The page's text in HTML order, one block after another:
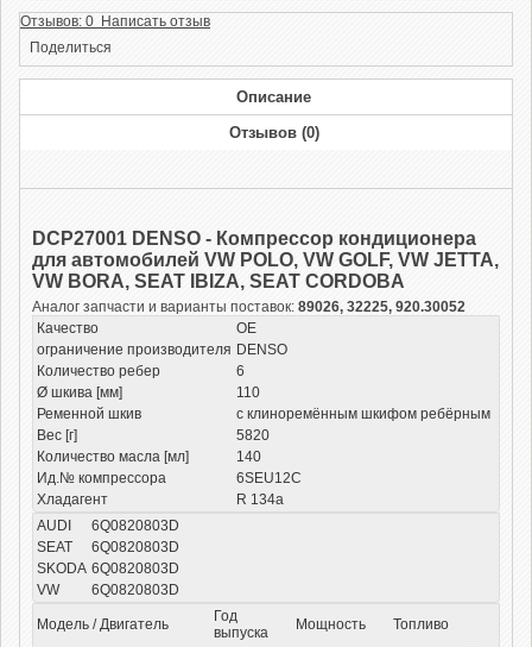
Отзывов: 0 Написать отзыв
Поделиться
Описание
Отзывов (0)
DCP27001 DENSO - Компрессор кондиционера
для автомобилей VW POLO, VW GOLF, VW JETTA,
VW BORA, SEAT IBIZA, SEAT CORDOBA
Аналог запчасти и варианты поставок: 89026, 32225, 920.30052
Качество
OE
ограничение производителя DENSO
Количество ребер
6
Ø шкива [мм]
110
Ременной шкив
с клиноремённым шкифом ребёрным
Вес [г]
5820
Количество масла [мл]
140
Ид.№ компрессора
6SEU12C
Хладагент
R 134a
AUDI
6Q0820803D
SEAT
6Q0820803D
SKODA 6Q0820803D
VW
6Q0820803D
Модель / Двигатель
Год
выпуска
Мощность
Топливо